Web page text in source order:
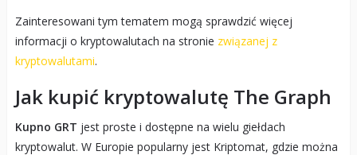
Zainteresowani tym tematem mogą sprawdzić więcej
informacji o kryptowalutach na stronie związanej z
kryptowalutami.
Jak kupić kryptowalutę The Graph
Kupno GRT jest proste i dostępne na wielu giełdach
kryptowalut. W Europie popularny jest Kriptomat, gdzie można